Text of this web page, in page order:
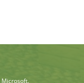
Microsoft.